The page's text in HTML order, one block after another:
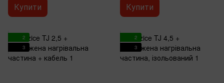
Купити Купити
2
3
2
3